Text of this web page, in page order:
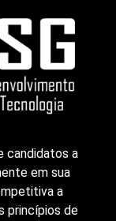
candidatos a
em sua
a
princípios de